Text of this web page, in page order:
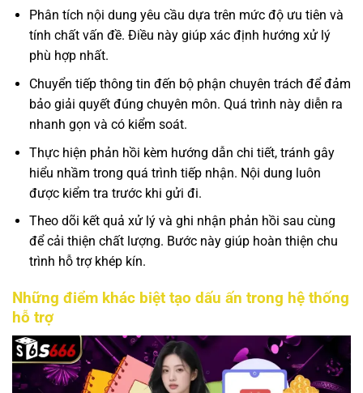
Phân tích nội dung yêu cầu dựa trên mức độ ưu tiên và
tính chất vấn đề. Điều này giúp xác định hướng xử lý
phù hợp nhất.
Chuyển tiếp thông tin đến bộ phận chuyên trách để đảm
bảo giải quyết đúng chuyên môn. Quá trình này diễn ra
nhanh gọn và có kiểm soát.
Thực hiện phản hồi kèm hướng dẫn chi tiết, tránh gây
hiểu nhầm trong quá trình tiếp nhận. Nội dung luôn
được kiểm tra trước khi gửi đi.
Theo dõi kết quả xử lý và ghi nhận phản hồi sau cùng
để cải thiện chất lượng. Bước này giúp hoàn thiện chu
trình hỗ trợ khép kín.
Những điểm khác biệt tạo dấu ấn trong hệ thống
hỗ trợ